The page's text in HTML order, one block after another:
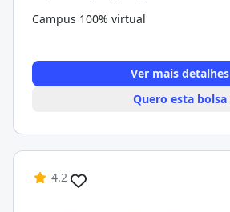
Campus 100% virtual
Ver mais detalhes
Quero esta bolsa
4.2